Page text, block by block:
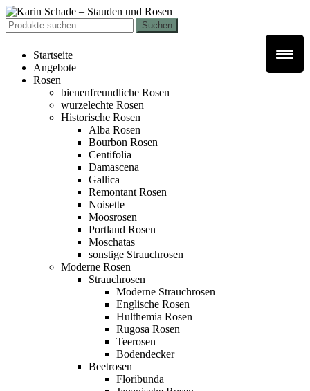
Zur
Navigation
springen
Zum
Inhalt
springen
Suchen
nach:
Suchen
Startseite
Angebote
Rosen
bienenfreundliche Rosen
wurzelechte Rosen
Historische Rosen
Alba Rosen
Bourbon Rosen
Centifolia
Damascena
Gallica
Remontant Rosen
Noisette
Moosrosen
Portland Rosen
Moschatas
sonstige Strauchrosen
Moderne Rosen
Strauchrosen
Moderne Strauchrosen
Englische Rosen
Hulthemia Rosen
Rugosa Rosen
Teerosen
Bodendecker
Beetrosen
Floribunda